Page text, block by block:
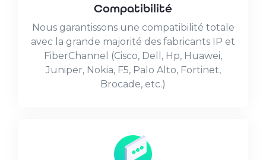
Compatibilité
Nous garantissons une compatibilité totale
avec la grande majorité des fabricants IP et
FiberChannel (Cisco, Dell, Hp, Huawei,
Juniper, Nokia, F5, Palo Alto, Fortinet,
Brocade, etc.)